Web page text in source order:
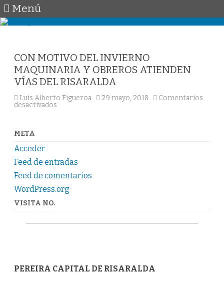
Menú
CON MOTIVO DEL INVIERNO
MAQUINARIA Y OBREROS ATIENDEN
VÍAS DEL RISARALDA
Luis Alberto Figueroa 29 mayo, 2018
Comentarios
desactivados
ATIENDEN
VÍAS
DEL
META
Acceder
Feed de entradas
Feed de comentarios
WordPress.org
VISITA NO.
PEREIRA CAPITAL DE RISARALDA